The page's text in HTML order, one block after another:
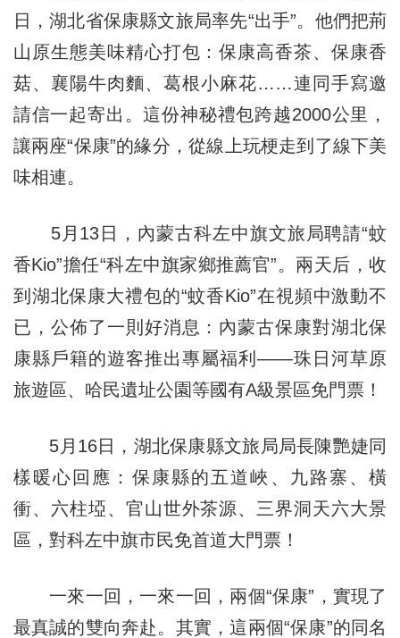
日，湖北省保康縣文旅局率先“出手”。他們把荊
山原生態美味精心打包：保康高香茶、保康香
菇、襄陽牛肉麵、葛根小麻花……連同手寫邀
請信一起寄出。這份神秘禮包跨越2000公里，
讓兩座“保康”的緣分，從線上玩梗走到了線下美
味相連。
5月13日，內蒙古科左中旗文旅局聘請“蚊
香Kio”擔任“科左中旗家鄉推薦官”。兩天后，收
到湖北保康大禮包的“蚊香Kio”在視頻中激動不
已，公佈了一則好消息：內蒙古保康對湖北保
康縣戶籍的遊客推出專屬福利——珠日河草原
旅遊區、哈民遺址公園等國有A級景區免門票！
5月16日，湖北保康縣文旅局局長陳艷婕同
樣暖心回應：保康縣的五道峽、九路寨、橫
衝、六柱埡、官山世外茶源、三界洞天六大景
區，對科左中旗市民免首道大門票！
一來一回，一來一回，兩個“保康”，實現了
最真誠的雙向奔赴。其實，這兩個“保康”的同名